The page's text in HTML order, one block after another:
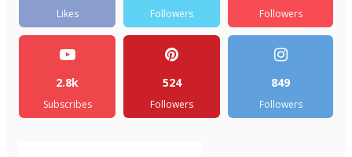
Likes Followers Followers
2.8k
Subscribes
524
Followers
849
Followers